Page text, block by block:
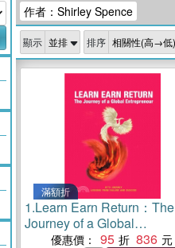
作者：Shirley Spence
顯示 排序
滿額折
1.Learn Earn Return：The
Journey of a Global
Entrepreneur
優惠價： 95 836